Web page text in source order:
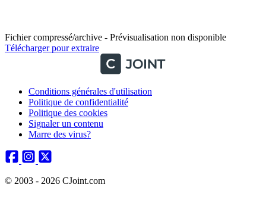
Fichier compressé/archive - Prévisualisation non disponible
Télécharger pour extraire
Conditions générales d'utilisation
Politique de confidentialité
Politique des cookies
Signaler un contenu
Marre des virus?
© 2003 - 2026 CJoint.com